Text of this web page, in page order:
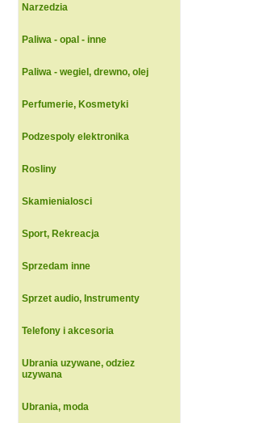
Narzedzia
Paliwa - opal - inne
Paliwa - wegiel, drewno, olej
Perfumerie, Kosmetyki
Podzespoly elektronika
Rosliny
Skamienialosci
Sport, Rekreacja
Sprzedam inne
Sprzet audio, Instrumenty
Telefony i akcesoria
Ubrania uzywane, odziez
uzywana
Ubrania, moda